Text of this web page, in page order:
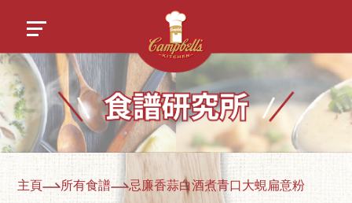
主頁 所有食譜 忌廉香蒜白酒煮青口大蜆扁意粉